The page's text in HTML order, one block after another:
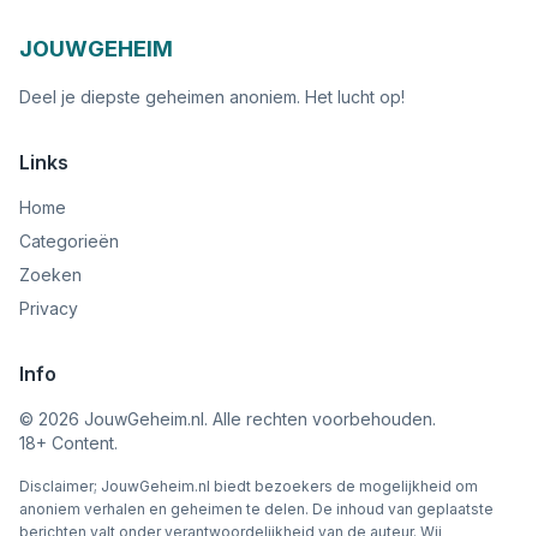
JOUWGEHEIM
Deel je diepste geheimen anoniem. Het lucht op!
Links
Home
Categorieën
Zoeken
Privacy
Info
© 2026 JouwGeheim.nl. Alle rechten voorbehouden.
18+ Content.
Disclaimer; JouwGeheim.nl biedt bezoekers de mogelijkheid om
anoniem verhalen en geheimen te delen. De inhoud van geplaatste
berichten valt onder verantwoordelijkheid van de auteur. Wij